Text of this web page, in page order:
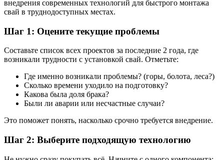
внедрения современных технологий для быстрого монтажа
свай в труднодоступных местах.
Шаг 1: Оцените текущие проблемы
Составьте список всех проектов за последние 2 года, где
возникали трудности с установкой свай. Отметьте:
Где именно возникали проблемы? (горы, болота, леса?)
Сколько времени уходило на подготовку?
Какова была доля брака?
Были ли аварии или несчастные случаи?
Это поможет понять, насколько срочно требуется внедрение.
Шаг 2: Выберите подходящую технологию